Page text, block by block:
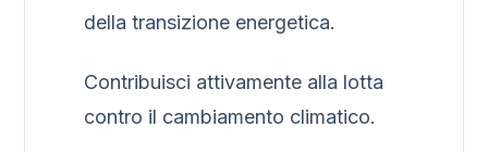
della transizione energetica.
Contribuisci attivamente alla lotta
contro il cambiamento climatico.